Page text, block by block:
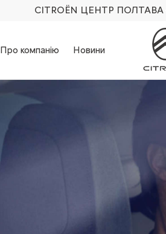
CITROËN ЦЕНТР ПОЛТАВА
Про компанію Новини